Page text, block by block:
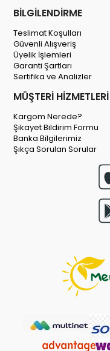
BİLGİLENDİRME
Teslimat Koşulları
Güvenli Alışveriş
Üyelik İşlemleri
Garanti Şartları
Sertifika ve Analizler
MÜŞTERİ HİZMETLERİ
Kargom Nerede?
Şikayet Bildirim Formu
Banka Bilgilerimiz
Şıkça Sorulan Sorular